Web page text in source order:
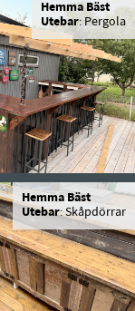
Hemma Bäst
Utebar: Pergola
Hemma Bäst
Utebar: Skåpdörrar